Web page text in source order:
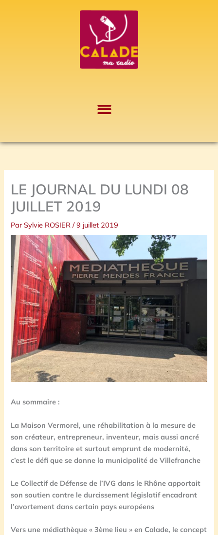
LE JOURNAL DU LUNDI 08
JUILLET 2019
ParSylvie ROSIER/9 juillet 2019
Au sommaire :
La Maison Vermorel, une réhabilitation à la mesure de
son créateur, entrepreneur, inventeur, mais aussi ancré
dans son territoire et surtout emprunt de modernité,
c’est le défi que se donne la municipalité de Villefranche
Le Collectif de Défense de l’IVG dans le Rhône apportait
son soutien contre le durcissement législatif encadrant
l’avortement dans certain pays européens
Vers une médiathèque « 3ème lieu » en Calade, le concept